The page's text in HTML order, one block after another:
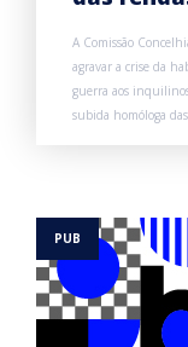
A Comissão
agravar a crise da
guerra aos
subida homóloga